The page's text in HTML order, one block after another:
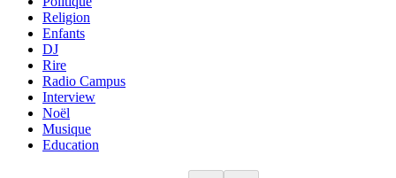
Religion
Enfants
DJ
Rire
Radio Campus
Interview
Noël
Musique
Education